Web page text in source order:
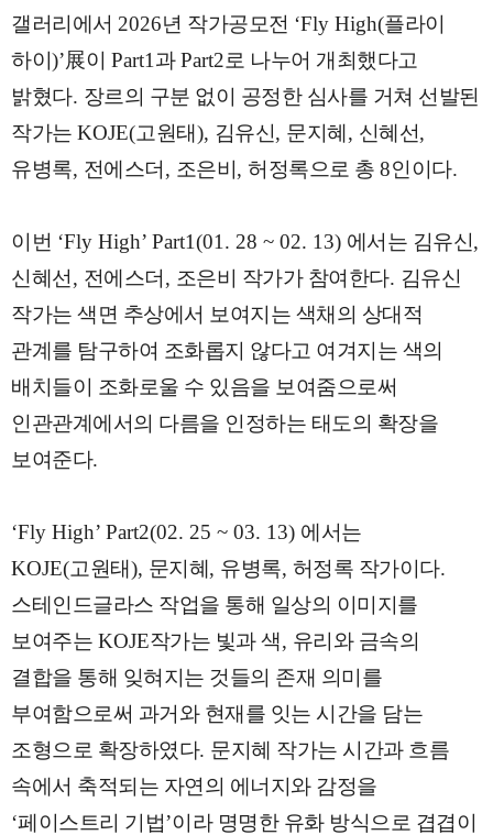
갤러리에서 2026년 작가공모전 ‘Fly High(플라이
하이 )’展이 Part1 과Part2로 나누어 개최했다고
밝혔다. 장르의 구분 없이 공정한 심사를 거쳐 선발된
작가는 KOJE(고원태), 김유신, 문지혜 , 신혜선,
유병록, 전에스더 , 조은비 , 허정록으로 총 8인이다.
이번 ‘Fly High’ Part1(01. 28 ~ 02. 13) 에서는 김유신,
신혜선, 전에스더 , 조은비 작가가 참여한다. 김유신
작가는 색면 추상에서 보여지는 색채의 상대적
관계를 탐구하여 조화롭지 않다고 여겨지는 색의
배치들이 조화로울 수 있음을 보여줌으로써
인관관계에서의 다름을 인정하는 태도의 확장을
보여준다.
‘Fly High’ Part2(02. 25 ~ 03. 13) 에서는
KOJE(고원태), 문지혜 , 유병록, 허정록 작가이다.
스테인드글라스 작업을 통해 일상의 이미지를
보여주는 KOJE작가는 빛과 색, 유리와 금속의
결합을 통해 잊혀지는 것들의 존재 의미를
부여함으로써 과거와 현재를 잇는 시간을 담는
조형으로 확장하였다. 문지혜 작가는 시간과 흐름
속에서 축적되는 자연의 에너지와 감정을
‘페이스트리 기법’이라 명명한 유화 방식으로 겹겹이